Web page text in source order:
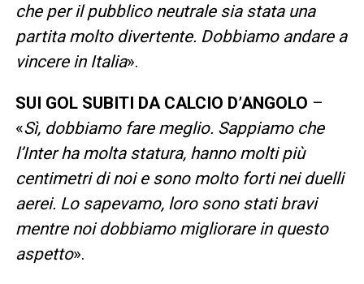
che per il pubblico neutrale sia stata una
partita molto divertente. Dobbiamo andare a
vincere in Italia».
SUI GOL SUBITI DA CALCIO D’ANGOLO –
«Sì, dobbiamo fare meglio. Sappiamo che
l’Inter ha molta statura, hanno molti più
centimetri di noi e sono molto forti nei duelli
aerei. Lo sapevamo, loro sono stati bravi
mentre noi dobbiamo migliorare in questo
aspetto».